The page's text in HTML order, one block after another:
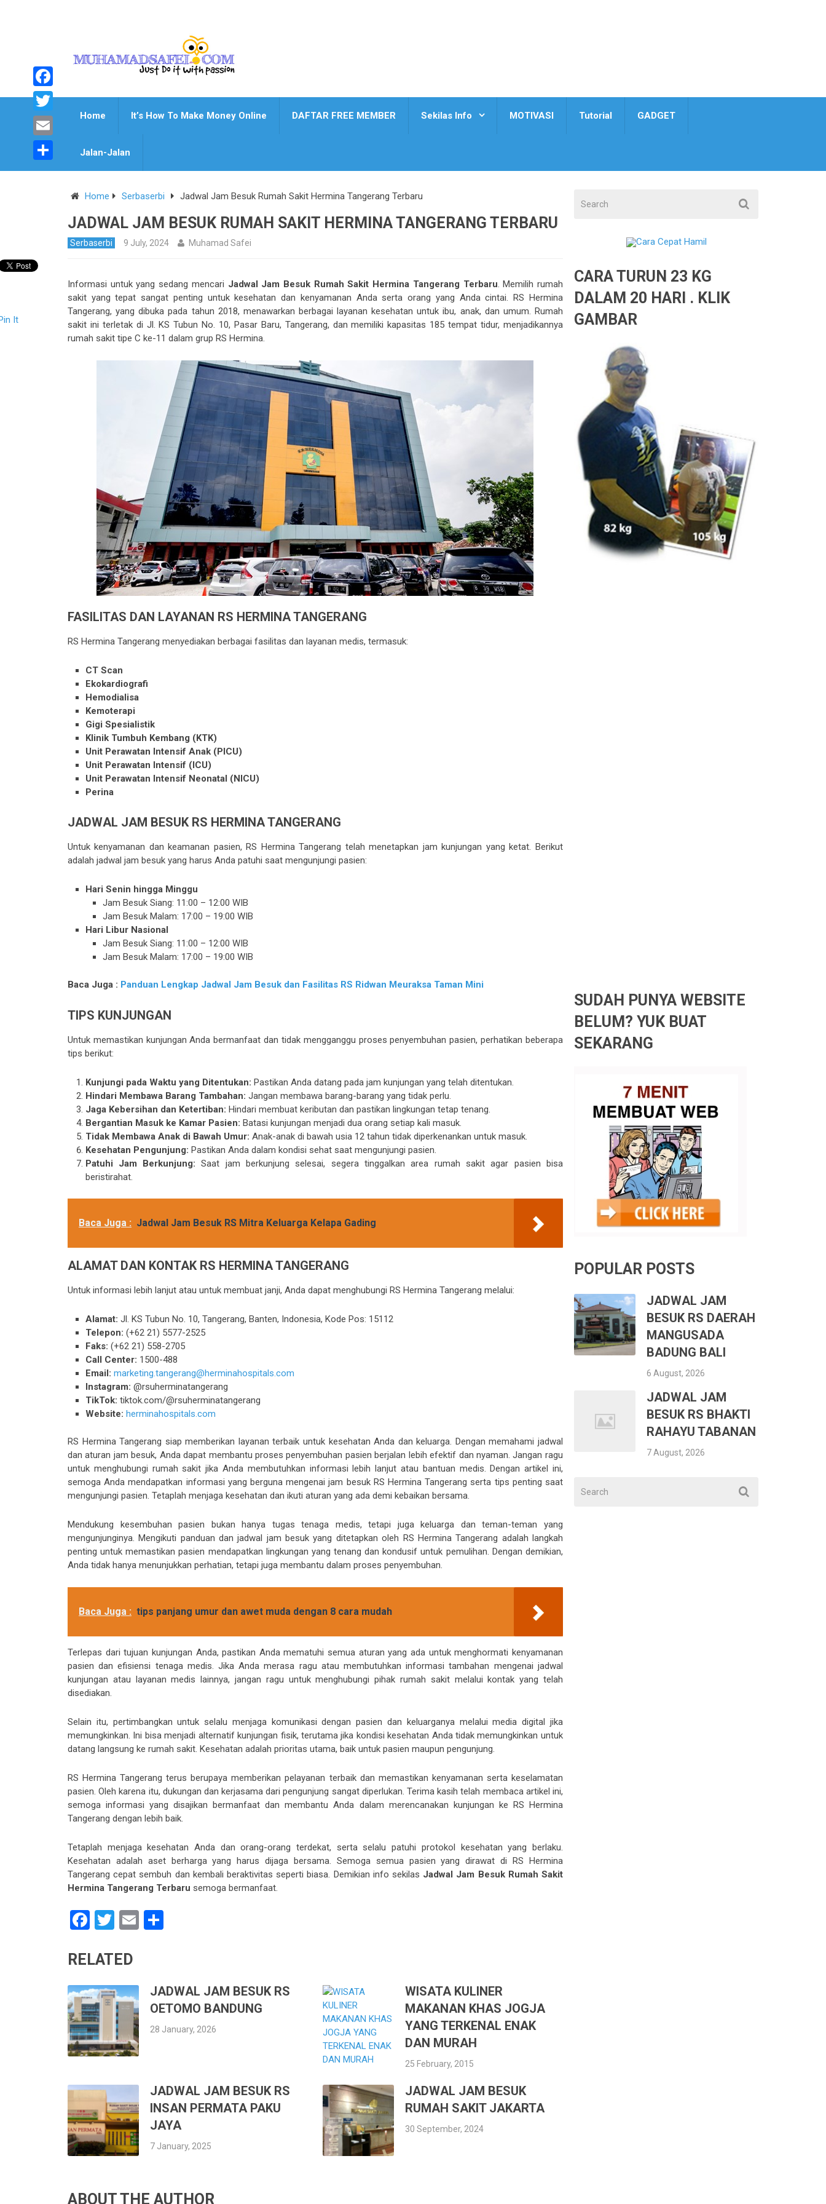
Home It’s How To Make Money Online DAFTAR FREE MEMBER Sekilas Info MOTIVASI Tutorial GADGET
Jalan-Jalan
Home Serbaserbi Jadwal Jam Besuk Rumah Sakit Hermina Tangerang Terbaru
JADWAL JAM BESUK RUMAH SAKIT HERMINA TANGERANG TERBARU
Serbaserbi 9 July, 2024 Muhamad Safei
Informasi untuk yang sedang mencari Jadwal Jam Besuk Rumah Sakit Hermina Tangerang Terbaru. Memilih rumah
sakit yang tepat sangat penting untuk kesehatan dan kenyamanan Anda serta orang yang Anda cintai. RS Hermina
Tangerang, yang dibuka pada tahun 2018, menawarkan berbagai layanan kesehatan untuk ibu, anak, dan umum. Rumah
sakit ini terletak di Jl. KS Tubun No. 10, Pasar Baru, Tangerang, dan memiliki kapasitas 185 tempat tidur, menjadikannya
rumah sakit tipe C ke-11 dalam grup RS Hermina.
FASILITAS DAN LAYANAN RS HERMINA TANGERANG
RS Hermina Tangerang menyediakan berbagai fasilitas dan layanan medis, termasuk:
CT Scan
Ekokardiografi
Hemodialisa
Kemoterapi
Gigi Spesialistik
Klinik Tumbuh Kembang (KTK)
Unit Perawatan Intensif Anak (PICU)
Unit Perawatan Intensif (ICU)
Unit Perawatan Intensif Neonatal (NICU)
Perina
JADWAL JAM BESUK RS HERMINA TANGERANG
Untuk kenyamanan dan keamanan pasien, RS Hermina Tangerang telah menetapkan jam kunjungan yang ketat. Berikut
adalah jadwal jam besuk yang harus Anda patuhi saat mengunjungi pasien:
Hari Senin hingga Minggu
Jam Besuk Siang: 11:00 – 12:00 WIB
Jam Besuk Malam: 17:00 – 19:00 WIB
Hari Libur Nasional
Jam Besuk Siang: 11:00 – 12:00 WIB
Jam Besuk Malam: 17:00 – 19:00 WIB
Baca Juga : Panduan Lengkap Jadwal Jam Besuk dan Fasilitas RS Ridwan Meuraksa Taman Mini
TIPS KUNJUNGAN
Untuk memastikan kunjungan Anda bermanfaat dan tidak mengganggu proses penyembuhan pasien, perhatikan beberapa
tips berikut:
Kunjungi pada Waktu yang Ditentukan: Pastikan Anda datang pada jam kunjungan yang telah ditentukan.
Hindari Membawa Barang Tambahan: Jangan membawa barang-barang yang tidak perlu.
Jaga Kebersihan dan Ketertiban: Hindari membuat keributan dan pastikan lingkungan tetap tenang.
Bergantian Masuk ke Kamar Pasien: Batasi kunjungan menjadi dua orang setiap kali masuk.
Tidak Membawa Anak di Bawah Umur: Anak-anak di bawah usia 12 tahun tidak diperkenankan untuk masuk.
Kesehatan Pengunjung: Pastikan Anda dalam kondisi sehat saat mengunjungi pasien.
Patuhi Jam Berkunjung: Saat jam berkunjung selesai, segera tinggalkan area rumah sakit agar pasien bisa
beristirahat.
Baca Juga : Jadwal Jam Besuk RS Mitra Keluarga Kelapa Gading
ALAMAT DAN KONTAK RS HERMINA TANGERANG
Untuk informasi lebih lanjut atau untuk membuat janji, Anda dapat menghubungi RS Hermina Tangerang melalui:
Alamat: Jl. KS Tubun No. 10, Tangerang, Banten, Indonesia, Kode Pos: 15112
Telepon: (+62 21) 5577-2525
Faks: (+62 21) 558-2705
Call Center: 1500-488
Email: marketing.tangerang@herminahospitals.com
Instagram: @rsuherminatangerang
TikTok: tiktok.com/@rsuherminatangerang
Website: herminahospitals.com
RS Hermina Tangerang siap memberikan layanan terbaik untuk kesehatan Anda dan keluarga. Dengan memahami jadwal
dan aturan jam besuk, Anda dapat membantu proses penyembuhan pasien berjalan lebih efektif dan nyaman. Jangan ragu
untuk menghubungi rumah sakit jika Anda membutuhkan informasi lebih lanjut atau bantuan medis. Dengan artikel ini,
semoga Anda mendapatkan informasi yang berguna mengenai jam besuk RS Hermina Tangerang serta tips penting saat
mengunjungi pasien. Tetaplah menjaga kesehatan dan ikuti aturan yang ada demi kebaikan bersama.
Mendukung kesembuhan pasien bukan hanya tugas tenaga medis, tetapi juga keluarga dan teman-teman yang
mengunjunginya. Mengikuti panduan dan jadwal jam besuk yang ditetapkan oleh RS Hermina Tangerang adalah langkah
penting untuk memastikan pasien mendapatkan lingkungan yang tenang dan kondusif untuk pemulihan. Dengan demikian,
Anda tidak hanya menunjukkan perhatian, tetapi juga membantu dalam proses penyembuhan.
Baca Juga : tips panjang umur dan awet muda dengan 8 cara mudah
Terlepas dari tujuan kunjungan Anda, pastikan Anda mematuhi semua aturan yang ada untuk menghormati kenyamanan
pasien dan efisiensi tenaga medis. Jika Anda merasa ragu atau membutuhkan informasi tambahan mengenai jadwal
kunjungan atau layanan medis lainnya, jangan ragu untuk menghubungi pihak rumah sakit melalui kontak yang telah
disediakan.
Selain itu, pertimbangkan untuk selalu menjaga komunikasi dengan pasien dan keluarganya melalui media digital jika
memungkinkan. Ini bisa menjadi alternatif kunjungan fisik, terutama jika kondisi kesehatan Anda tidak memungkinkan untuk
datang langsung ke rumah sakit. Kesehatan adalah prioritas utama, baik untuk pasien maupun pengunjung.
RS Hermina Tangerang terus berupaya memberikan pelayanan terbaik dan memastikan kenyamanan serta keselamatan
pasien. Oleh karena itu, dukungan dan kerjasama dari pengunjung sangat diperlukan. Terima kasih telah membaca artikel ini,
semoga informasi yang disajikan bermanfaat dan membantu Anda dalam merencanakan kunjungan ke RS Hermina
Tangerang dengan lebih baik.
Tetaplah menjaga kesehatan Anda dan orang-orang terdekat, serta selalu patuhi protokol kesehatan yang berlaku.
Kesehatan adalah aset berharga yang harus dijaga bersama. Semoga semua pasien yang dirawat di RS Hermina
Tangerang cepat sembuh dan kembali beraktivitas seperti biasa. Demikian info sekilas Jadwal Jam Besuk Rumah Sakit
Hermina Tangerang Terbaru semoga bermanfaat.
Facebook
Twitter
Email
It
RELATED
JADWAL JAM BESUK RS
OETOMO BANDUNG
28 January, 2026
WISATA KULINER
MAKANAN KHAS JOGJA
YANG TERKENAL ENAK
DAN MURAH
25 February, 2015
JADWAL JAM BESUK RS
INSAN PERMATA PAKU
JAYA
7 January, 2025
JADWAL JAM BESUK
RUMAH SAKIT JAKARTA
30 September, 2024
ABOUT THE AUTHOR
Facebook
Twitter
Email
Share
CARA TURUN 23 KG
DALAM 20 HARI . KLIK
GAMBAR
SUDAH PUNYA WEBSITE
BELUM? YUK BUAT
SEKARANG
POPULAR POSTS
JADWAL JAM
BESUK RS DAERAH
MANGUSADA
BADUNG BALI
6 August, 2026
JADWAL JAM
BESUK RS BHAKTI
RAHAYU TABANAN
7 August, 2026